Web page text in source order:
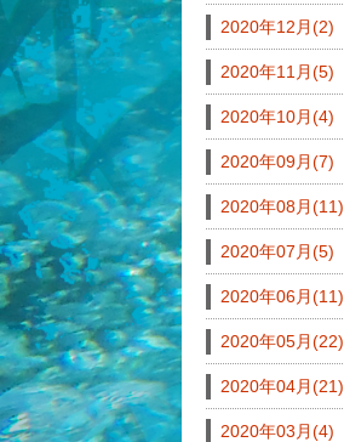
2020年12月(2)
2020年11月(5)
2020年10月(4)
2020年09月(7)
2020年08月(11)
2020年07月(5)
2020年06月(11)
2020年05月(22)
2020年04月(21)
2020年03月(4)